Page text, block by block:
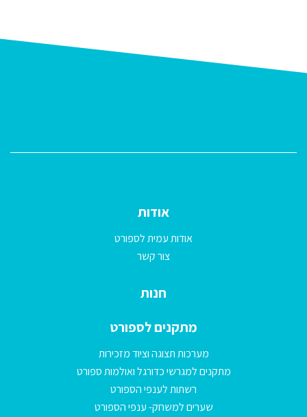
אודות
אודות עמית לספורט
צור קשר
חנות
מתקנים לספורט
מערכות תצוגה וציוד מזכירות
מתקנים למגרשי כדורגל ואולמות ספורט
רשתות לענפי הספורט
שערים למשחק- ענפי הספורט